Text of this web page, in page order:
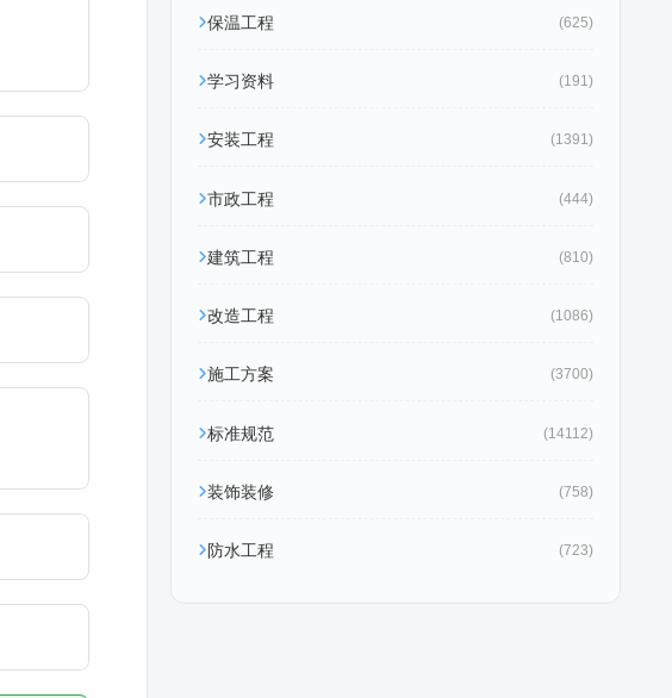
保温工程 (625)
学习资料 (191)
安装工程 (1391)
市政工程 (444)
建筑工程 (810)
改造工程 (1086)
施工方案 (3700)
标准规范 (14112)
装饰装修 (758)
防水工程 (723)